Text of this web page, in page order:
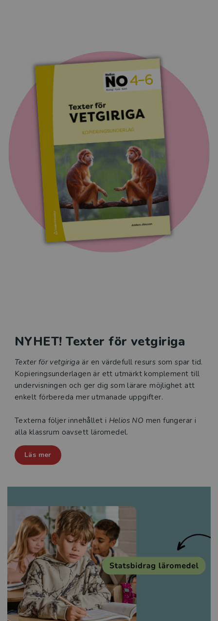
NYHET! Texter för vetgiriga
Texter för vetgiriga är en värdefull resurs som spar tid.
Kopieringsunderlagen är ett utmärkt komplement till
undervisningen och ger dig som lärare möjlighet att
enkelt förbereda mer utmanade uppgifter.
Texterna följer innehållet i Helios NO men fungerar i
alla klassrum oavsett läromedel.
Läs mer